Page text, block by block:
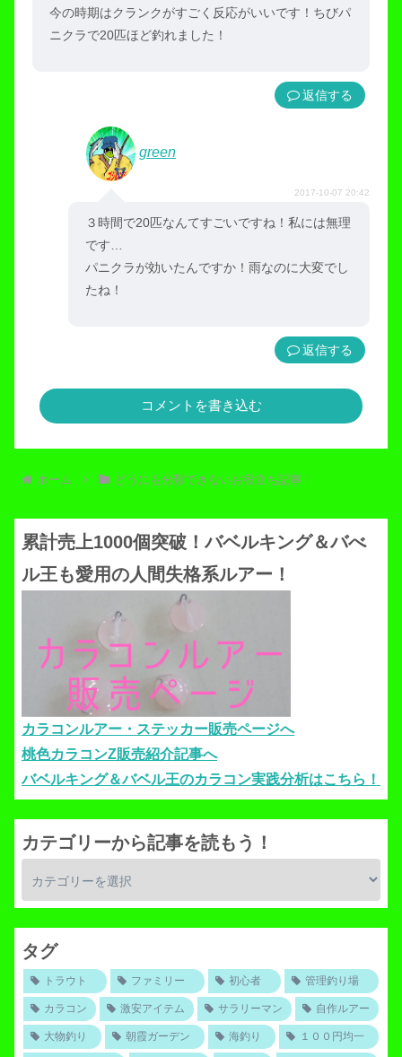
今の時期はクランクがすごく反応がいいです！ちびパ
ニクラで20匹ほど釣れました！
返信
green
2017-10-07 20:42
３時間で20匹なんてすごいですね！私には無理
です…
パニクラが効いたんですか！雨なのに大変でし
たね！
返信
コメントを書き込む
ホーム どうにも分類できないお役立ち記事！
累計売上1000個突破！バベルキング＆バべ
ル王も愛用の人間失格系ルアー！
カラコンルアー・ステッカー販売ページへ
桃色カラコンZ販売紹介記事へ
バベルキング＆バベル王のカラコン実践分析はこちら！
カテゴリーから記事を読もう！
タグ
トラウト ファミリー 初心者 管理釣り場
カラコン 激安アイテム サラリーマン 自作ルアー
大物釣り 朝霞ガーデン 海釣り １００円均一